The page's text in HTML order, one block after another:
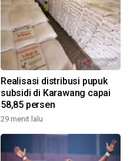
Realisasi distribusi pupuk
subsidi di Karawang capai
58,85 persen
29 menit lalu